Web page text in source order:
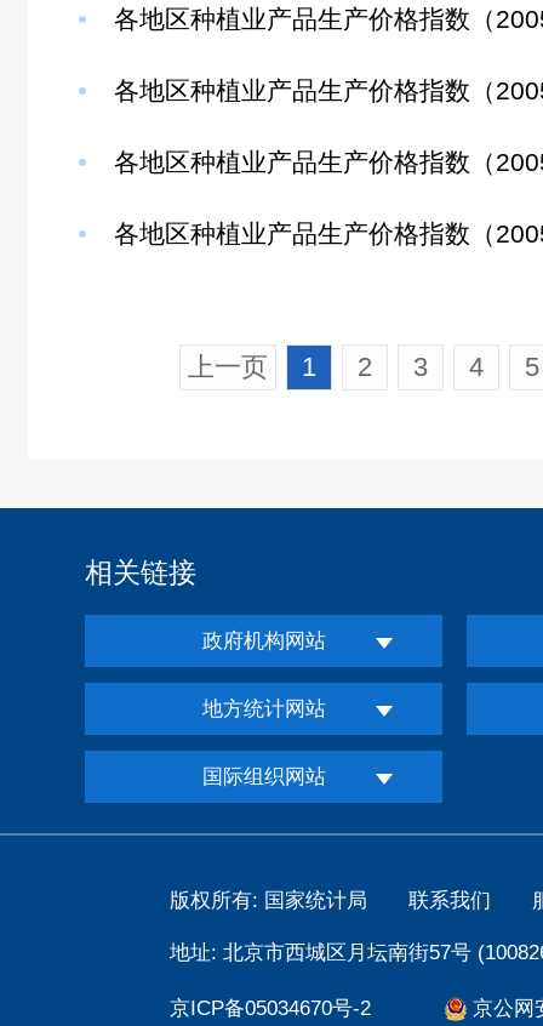
各地区种植业产品生产价格指数（
各地区种植业产品生产价格指数（
各地区种植业产品生产价格指数（
各地区种植业产品生产价格指数（
上一页 1 2 3 4 5
相关链接
政府机构网站
地方统计网站
国际组织网站
版权所有: 国家统计局 联系我们
地址: 北京市西城区月坛南街57号
京ICP备05034670号-2 京公网